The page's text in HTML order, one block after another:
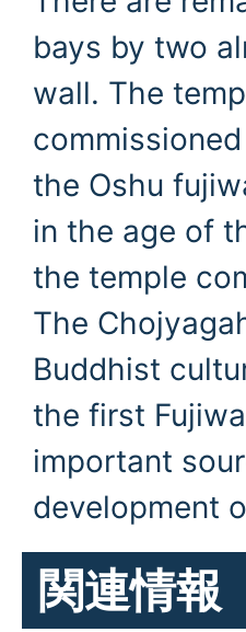
bays by two
wall. The
the Oshu
in the age of
the temple
The
Buddhist
the first
important
development
関連情報